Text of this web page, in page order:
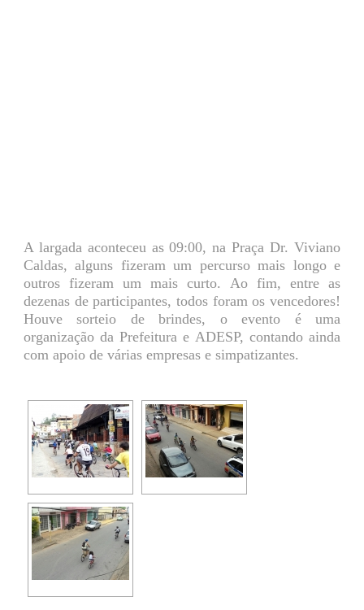
A largada aconteceu as 09:00, na Praça Dr. Viviano
Caldas, alguns fizeram um percurso mais longo e
outros fizeram um mais curto. Ao fim, entre as
dezenas de participantes, todos foram os vencedores!
Houve sorteio de brindes, o evento é uma
organização da Prefeitura e ADESP, contando ainda
com apoio de várias empresas e simpatizantes.